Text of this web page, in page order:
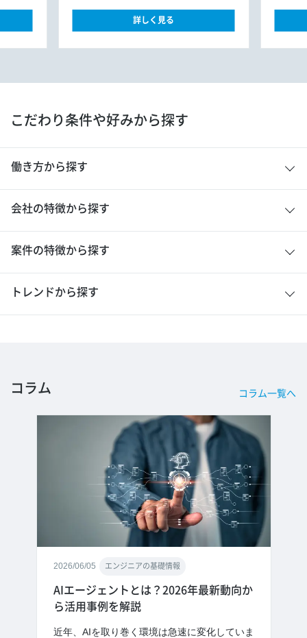
詳しく見る
こだわり条件や好みから探す
働き方から探す
会社の特徴から探す
案件の特徴から探す
トレンドから探す
コラム コラム一覧へ
2026/06/05 エンジニアの基礎情報
AIエージェントとは？2026年最新動向か
ら活用事例を解説
近年、AIを取り巻く環境は急速に変化していま